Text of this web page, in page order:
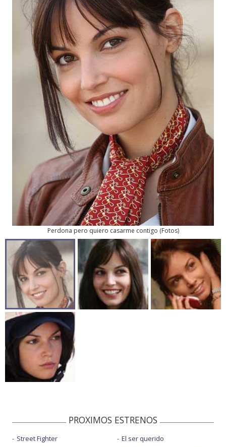
Perdona pero quiero casarme contigo (Fotos)
PROXIMOS ESTRENOS
Street Fighter
El ser querido